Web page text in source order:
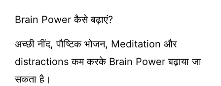
Brain Power कैसे बढ़ाएं?
अच्छी नींद, पौष्टिक भोजन, Meditation और
distractions कम करके Brain Power बढ़ाया जा
सकता है।